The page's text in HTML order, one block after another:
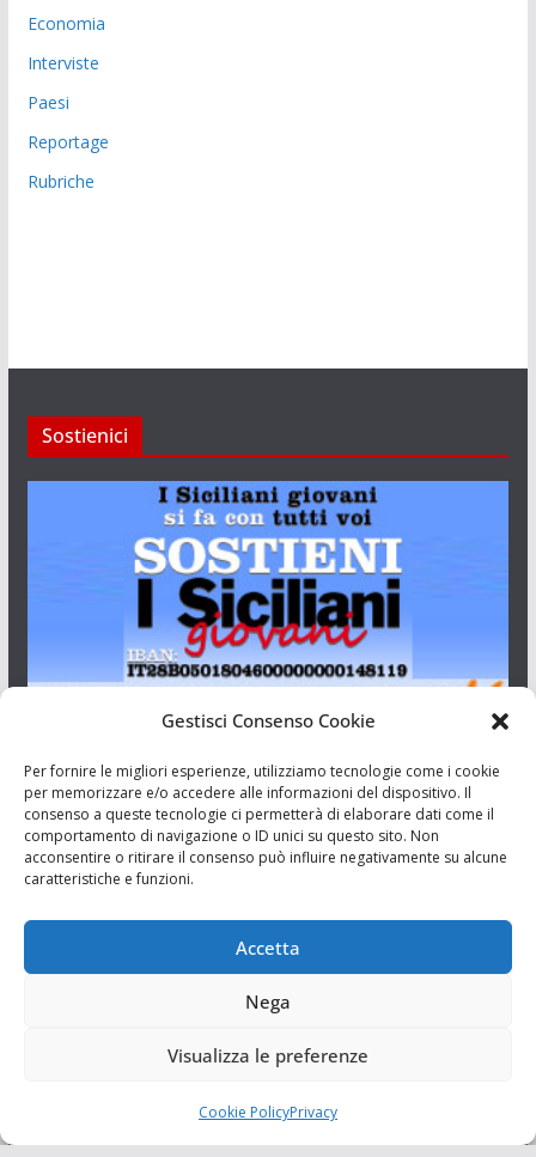
Gestisci Consenso Cookie
Per fornire le migliori esperienze, utilizziamo tecnologie come i cookie
per memorizzare e/o accedere alle informazioni del dispositivo. Il
consenso a queste tecnologie ci permetterà di elaborare dati come il
comportamento di navigazione o ID unici su questo sito. Non
acconsentire o ritirare il consenso può influire negativamente su alcune
caratteristiche e funzioni.
Accetta
Nega
Visualizza le preferenze
Cookie PolicyPrivacy
Economia
Interviste
Paesi
Reportage
Rubriche
Sostienici
Aut. del tribunale di Catania n.23/2011 del 20/09/2011 Dir.
Resp. Riccardo Orioles.
Associazione Culturale I Siciliani Giovani
via Randazzo 27 Catania
I Siciliani Giovani. Tutti i diritti riservati.
Tema:ColorMagdi ThemeGrill. Powered byWordPress.